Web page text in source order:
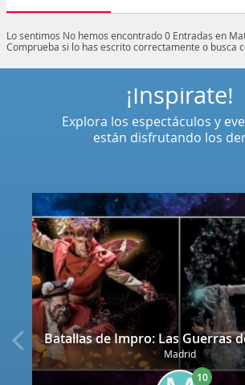
Lo sentimos No hemos encontrado 0 Entradas en
Comprueba si lo has escrito correctamente o busca
Madrid
10
¡Inspírate!
Explora los espectáculos y
están disfrutando los